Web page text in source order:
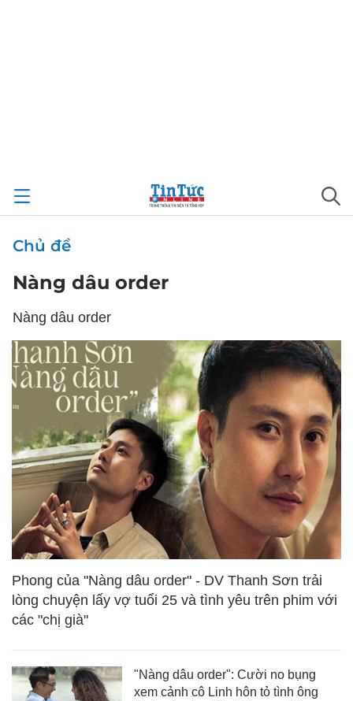
Chủ đề
Nàng dâu order
Nàng dâu order
Phong của "Nàng dâu order" - DV Thanh Sơn trải
lòng chuyện lấy vợ tuổi 25 và tình yêu trên phim với
các "chị già"
"Nàng dâu order": Cười no bụng
xem cảnh cô Linh hôn tỏ tình ông